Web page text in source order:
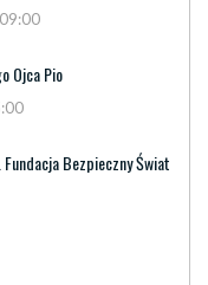
Ojca Pio
Bezpieczny Świat